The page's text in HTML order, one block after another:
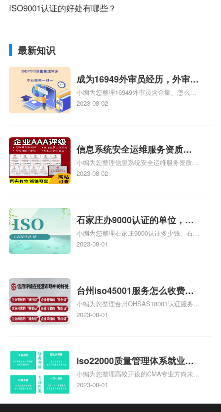
ISO9001认证的好处有哪些？
最新知识
成为16949外审员经历，外审员
16949
小编为您整理16949外审员含金量、怎么才
能成为注册的TS16949:2009的外审员、我
2023-08-02
信息系统安全运维服务资质二
级费用，信息系统安全运维服
务资质二级
小编为您整理信息系统安全运维服务资质认
证证书机构有哪些、安全运维服务资质的费
体系认证知识，详情可查看下方正文！
2023-08-02
石家庄办9000认证的单位，石
家庄9000认证的公司
小编为您整理石家庄9000认证多少钱、石家
庄9000认证价格多少钱、石家庄9000认证
2023-08-01
台州iso45001服务怎么收费，
台州iso45001认证服务怎么收
费
小编为您整理台州OHSAS18001认证服务中
心哪家收费便宜、台州ISO9000认证，哪个
标准是什么相关iso体系认证知识，详情可
查看下方正文！
2023-08-01
iso22000质量管理体系就业方
向，质量管理与认证就业方向
小编为您整理高校开设的CMA专业方向未来
就业前景及就业方向如何、cma就业方向有
和cma未来就业方向、大学生考完cma，就
2023-08-01